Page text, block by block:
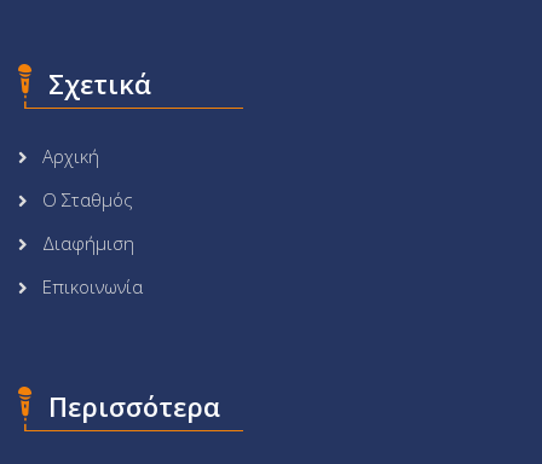
Σχετικά
Αρχική
Ο Σταθμός
Διαφήμιση
Επικοινωνία
Περισσότερα